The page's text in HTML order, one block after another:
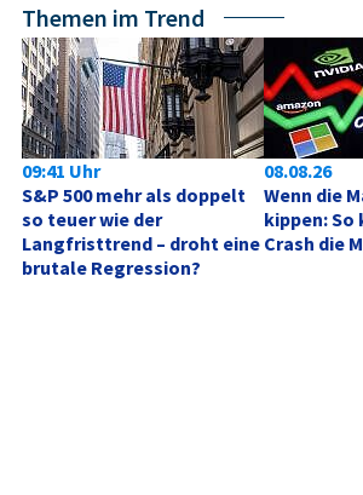
Themen im Trend
09:41 Uhr
S&P 500 mehr als doppelt
so teuer wie der
Langfristtrend – droht eine
brutale Regression?
08.08.26
Wenn die
kippen: So
Crash die